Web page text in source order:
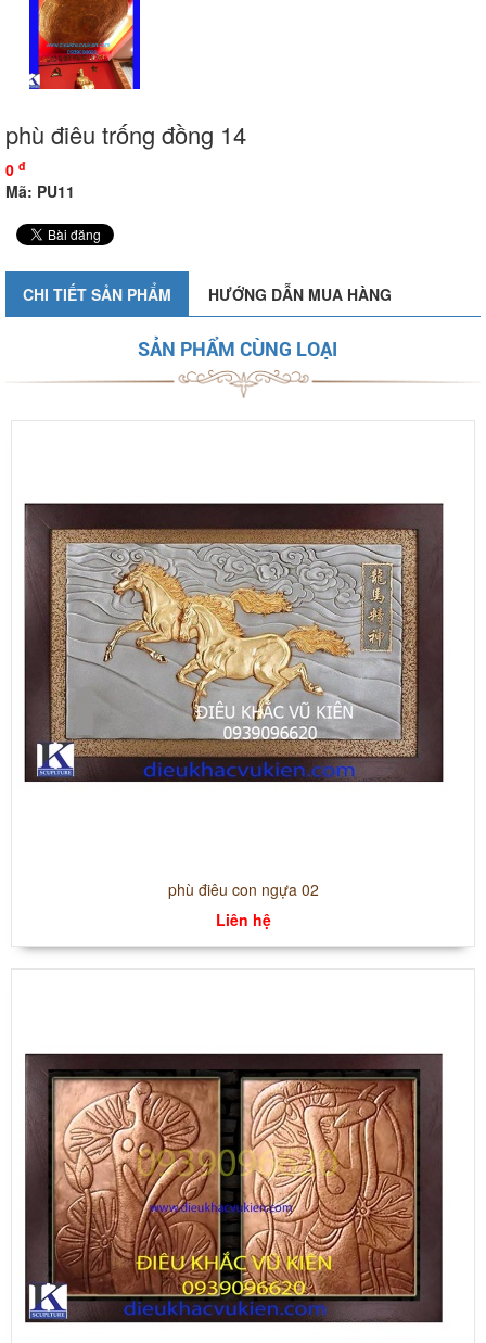
phù điêu trống đồng 14
0 đ
Mã: PU11
CHI TIẾT SẢN PHẨM HƯỚNG DẪN MUA HÀNG
SẢN PHẨM CÙNG LOẠI
phù điêu con ngựa 02
Liên hệ